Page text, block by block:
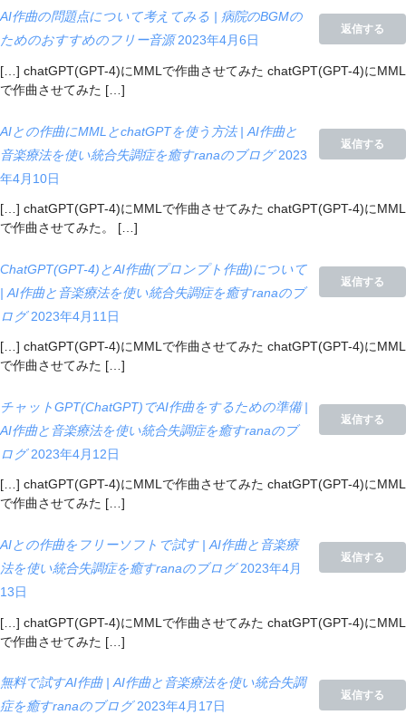
返信する
AI作曲の問題点について考えてみる | 病院のBGMの
ためのおすすめのフリー音源 2023年4月6日
[…] chatGPT(GPT-4)にMMLで作曲させてみた chatGPT(GPT-4)にMML
で作曲させてみた […]
返信する
AIとの作曲にMMLとchatGPTを使う方法 | AI作曲と
音楽療法を使い統合失調症を癒すranaのブログ 2023
年4月10日
[…] chatGPT(GPT-4)にMMLで作曲させてみた chatGPT(GPT-4)にMML
で作曲させてみた。 […]
返信する
ChatGPT(GPT-4)とAI作曲(プロンプト作曲)について
| AI作曲と音楽療法を使い統合失調症を癒すranaのブ
ログ 2023年4月11日
[…] chatGPT(GPT-4)にMMLで作曲させてみた chatGPT(GPT-4)にMML
で作曲させてみた […]
返信する
チャットGPT(ChatGPT)でAI作曲をするための準備 |
AI作曲と音楽療法を使い統合失調症を癒すranaのブ
ログ 2023年4月12日
[…] chatGPT(GPT-4)にMMLで作曲させてみた chatGPT(GPT-4)にMML
で作曲させてみた […]
返信する
AIとの作曲をフリーソフトで試す | AI作曲と音楽療
法を使い統合失調症を癒すranaのブログ 2023年4月
13日
[…] chatGPT(GPT-4)にMMLで作曲させてみた chatGPT(GPT-4)にMML
で作曲させてみた […]
返信する
無料で試すAI作曲 | AI作曲と音楽療法を使い統合失調
症を癒すranaのブログ 2023年4月17日